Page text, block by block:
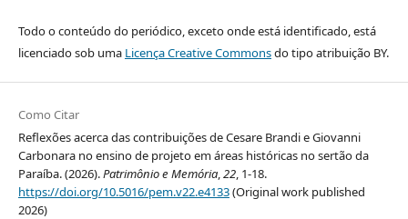
Todo o conteúdo do periódico, exceto onde está identificado, está
licenciado sob uma Licença Creative Commonsdo tipo atribuição BY.
Como Citar
Reflexões acerca das contribuições de Cesare Brandi e Giovanni
Carbonara no ensino de projeto em áreas históricas no sertão da
Paraíba. (2026).Patrimônio e Memória,22, 1-18.
https://doi.org/10.5016/pem.v22.e4133(Original work published
2026)